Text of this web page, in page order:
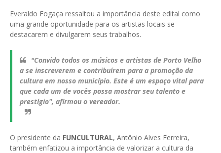
Everaldo Fogaça ressaltou a importância deste edital como
uma grande oportunidade para os artistas locais se
destacarem e divulgarem seus trabalhos.
"Convido todos os músicos e artistas de Porto Velho
a se inscreverem e contribuírem para a promoção da
cultura em nosso município. Este é um espaço vital para
que cada um de vocês possa mostrar seu talento e
prestígio", afirmou o vereador.
O presidente da FUNCULTURAL, Antônio Alves Ferreira,
também enfatizou a importância de valorizar a cultura da